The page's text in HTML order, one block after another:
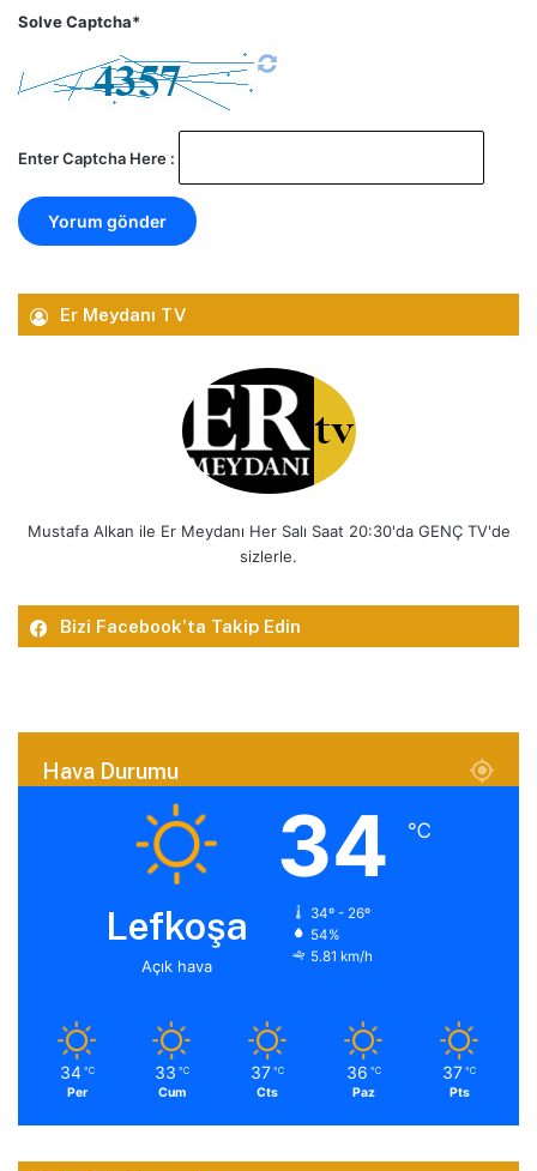
Solve Captcha*
Enter Captcha Here :
Er Meydanı TV
Mustafa Alkan ile Er Meydanı Her Salı Saat 20:30'da GENÇ TV'de
sizlerle.
Bizi Facebook’ta Takip Edin
Hava Durumu
Lefkoşa
Açık hava
34 ℃
34º - 26º
54%
5.81 km/h
34 ℃
Per
33 ℃
Cum
37 ℃
Cts
36 ℃
Paz
37 ℃
Pts